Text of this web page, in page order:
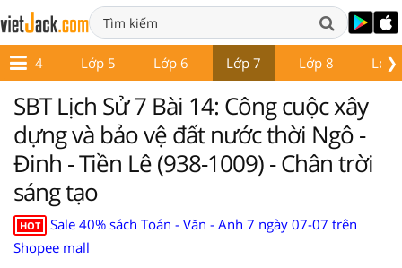
❯
Lớp 4 Lớp 5 Lớp 6 Lớp 7 Lớp 8 Lớp
SBT Lịch Sử 7 Bài 14: Công cuộc xây
dựng và bảo vệ đất nước thời Ngô -
Đinh - Tiền Lê (938-1009) - Chân trời
sáng tạo
HOT
Sale 40% sách Toán - Văn - Anh 7 ngày 07-07 trên
Shopee mall